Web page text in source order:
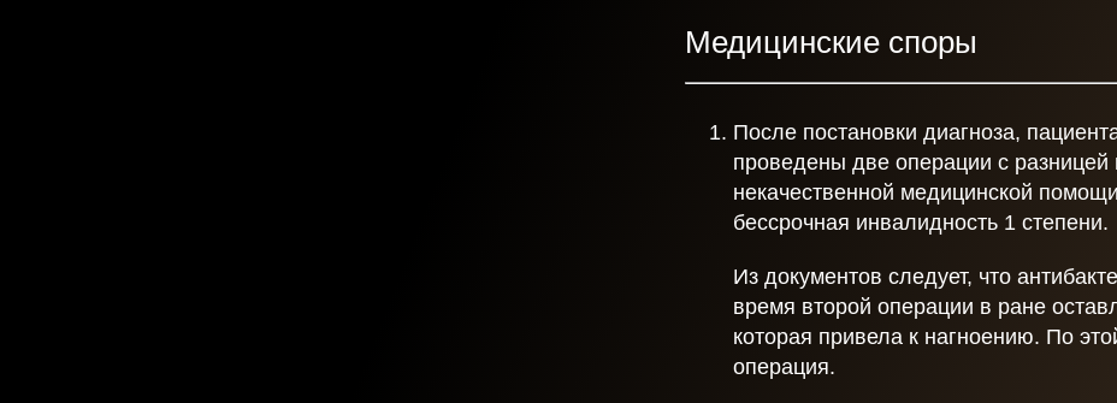
Медицинские споры
После постановки диагноза,
проведены две операции с разницей
некачественной медицинской
бессрочная инвалидность 1 степени.
Из документов следует, что
время второй операции в ране
которая привела к нагноению. По
операция.
Даю согласие на обработку персональных данных
Отправить